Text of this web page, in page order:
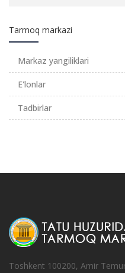
Tarmoq markazi
Markaz yangiliklari
E'lonlar
Tadbirlar
Toshkent 100200, Amir